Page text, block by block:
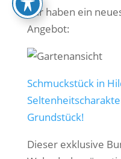
Wir haben ein
Angebot:
Schmuckstück in
Grundstück!
Dieser exklusive